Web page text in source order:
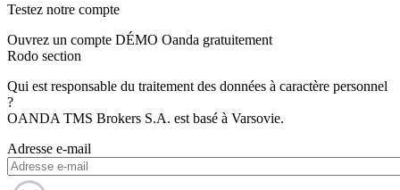
Testez notre compte
Ouvrez un compte DÉMO Oanda gratuitement
Rodo section
Qui est responsable du traitement des données à caractère personnel
?
OANDA TMS Brokers S.A. est basé à Varsovie.
Adresse e-mail